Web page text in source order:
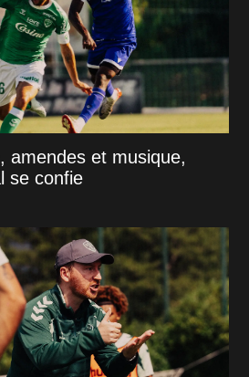
amendes et musique,
se confie